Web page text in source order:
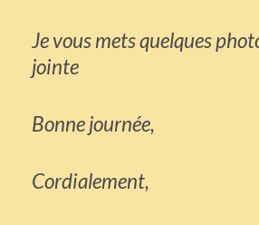
Je vous mets quelques
jointe
Bonne journée,
Cordialement,